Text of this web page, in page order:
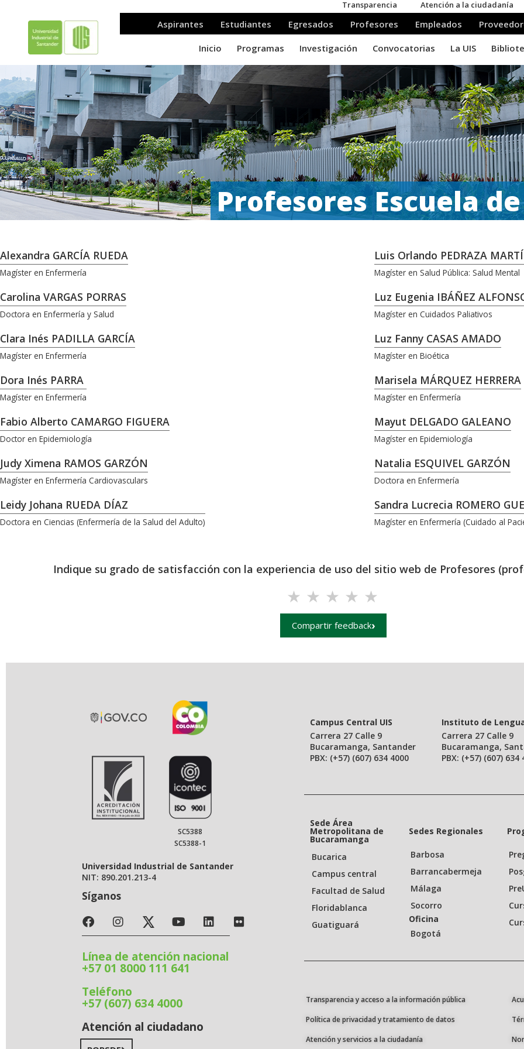
Profesores Escuela
Alexandra GARCÍA RUEDA
Magíster en Enfermería
Carolina VARGAS PORRAS
Doctora en Enfermería y Salud
Clara Inés PADILLA GARCÍA
Magíster en Enfermería
Dora Inés PARRA
Magíster en Enfermería
Fabio Alberto CAMARGO FIGUERA
Doctor en Epidemiología
Judy Ximena RAMOS GARZÓN
Magíster en Enfermería Cardiovasculars
Leidy Johana RUEDA DÍAZ
Doctora en Ciencias (Enfermería de la Salud del Adulto)
Luis Orlando PEDRAZA
Magíster en Salud Pública: Salud Mental
Luz Eugenia IBÁÑEZ
Magíster en Cuidados Paliativos
Luz Fanny CASAS AMADO
Magíster en Bioética
Marisela MÁRQUEZ HERRERA
Magíster en Enfermería
Mayut DELGADO GALEANO
Magíster en Epidemiología
Natalia ESQUIVEL GARZÓN
Doctora en Enfermería
Sandra Lucrecia ROMERO
Magíster en Enfermería (Cuidado al
Indique su grado de satisfacción con la experiencia de uso del sitio web de Profesores